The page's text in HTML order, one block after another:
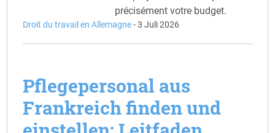
précisément votre budget.
Droit du travail en Allemagne-3 Juli 2026
Pflegepersonal aus
Frankreich finden und